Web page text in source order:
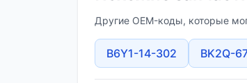
Другие OEM-коды, которые
B6Y1-14-302 BK2Q-